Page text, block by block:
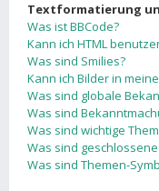
Textformatierung
Was ist BBCode?
Kann ich HTML
Was sind Smilies?
Kann ich Bilder in
Was sind globale
Was sind
Was sind wichtige
Was sind
Was sind Themen-